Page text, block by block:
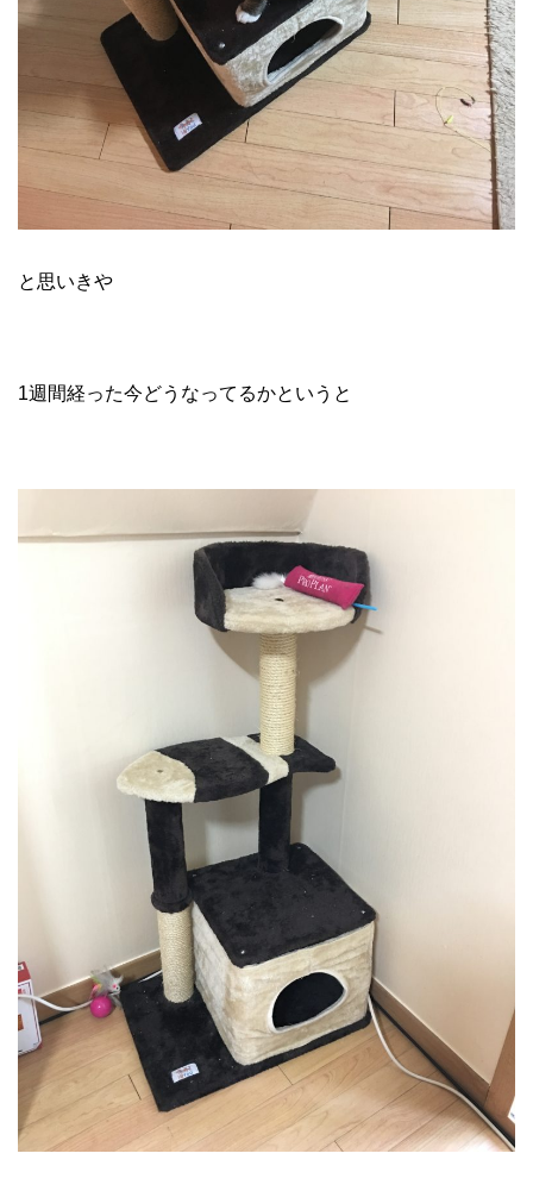
と思いきや
1週間経った今どうなってるかというと